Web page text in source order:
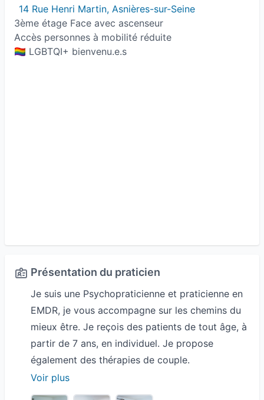
14 Rue Henri Martin, Asnières-sur-Seine
3ème étage Face avec ascenseur
Accès personnes à mobilité réduite
🏳️‍🌈 LGBTQI+ bienvenu.e.s
Présentation du praticien
Je suis une Psychopraticienne et praticienne en
EMDR, je vous accompagne sur les chemins du
mieux être. Je reçois des patients de tout âge, à
partir de 7 ans, en individuel. Je propose
également des thérapies de couple.
Si vous rencontrez des difficultés dans vos
relations aux autres, si vous ressentez une forme
Voir plus